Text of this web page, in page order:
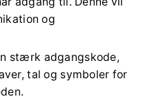
og
stærk adgangskode,
tal og symboler for